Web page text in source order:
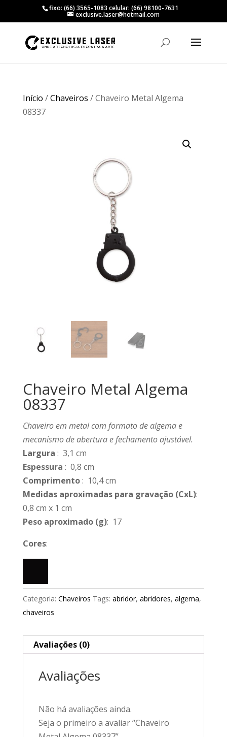
fixo: (66) 3565-1083 celular: (66) 98100-7631
exclusive.laser@hotmail.com
Início /Chaveiros / Chaveiro Metal Algema
08337
Chaveiro Metal Algema
08337
Chaveiro em metal com formato de algema e
mecanismo de abertura e fechamento ajustável.
Largura : 3,1 cm
Espessura : 0,8 cm
Comprimento: 10,4 cm
Medidas aproximadas para gravação(CxL):
0,8 cm x 1 cm
Peso aproximado(g): 17
Cores:
Categoria: Chaveiros Tags: abridor, abridores, algema,
chaveiros
Avaliações (0)
Avaliações
Não há avaliações ainda.
Seja o primeiro a avaliar “Chaveiro